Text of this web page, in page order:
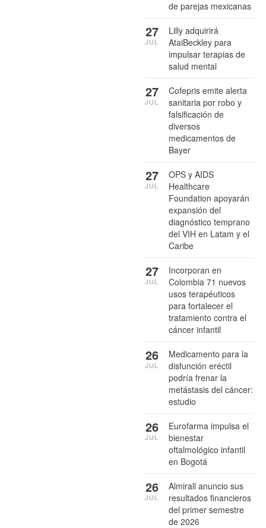
de parejas mexicanas
Lilly adquirirá
AtaiBeckley para
impulsar terapias de
salud mental
27
JUL
Cofepris emite alerta
sanitaria por robo y
falsificación de
diversos
medicamentos de
Bayer
27
JUL
OPS y AIDS
Healthcare
Foundation apoyarán
expansión del
diagnóstico temprano
del VIH en Latam y el
Caribe
27
JUL
Incorporan en
Colombia 71 nuevos
usos terapéuticos
para fortalecer el
tratamiento contra el
cáncer infantil
27
JUL
Medicamento para la
disfunción eréctil
podría frenar la
metástasis del cáncer:
estudio
26
JUL
Eurofarma impulsa el
bienestar
oftalmológico infantil
en Bogotá
26
JUL
Almirall anuncio sus
resultados financieros
del primer semestre
de 2026
26
JUL